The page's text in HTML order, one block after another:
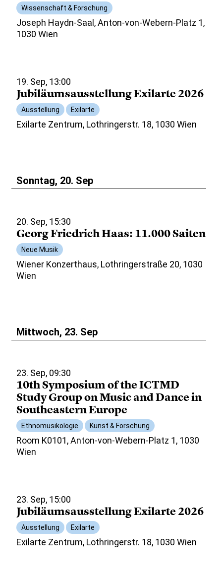
Wissenschaft & Forschung
Joseph Haydn-Saal, Anton-von-Webern-Platz 1,
1030 Wien
19. Sep, 13:00
Jubiläumsausstellung Exilarte 2026
Ausstellung Exilarte
Exilarte Zentrum, Lothringerstr. 18, 1030 Wien
Sonntag, 20. Sep
20. Sep, 15:30
Georg Friedrich Haas: 11.000 Saiten
Neue Musik
Wiener Konzerthaus, Lothringerstraße 20, 1030
Wien
Mittwoch, 23. Sep
23. Sep, 09:30
10th Symposium of the ICTMD
Study Group on Music and Dance in
Southeastern Europe
Ethnomusikologie Kunst & Forschung
Room K0101, Anton-von-Webern-Platz 1, 1030
Wien
23. Sep, 15:00
Jubiläumsausstellung Exilarte 2026
Ausstellung Exilarte
Exilarte Zentrum, Lothringerstr. 18, 1030 Wien